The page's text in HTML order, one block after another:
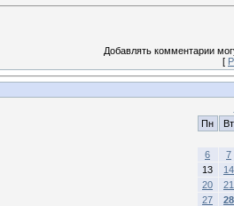
Добавлять комментарии
[
Пн
Вт
6
7
13
14
20
21
27
28